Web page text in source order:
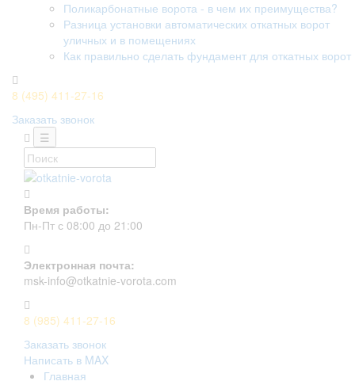
Поликарбонатные ворота - в чем их преимущества?
Разница установки автоматических откатных ворот
уличных и в помещениях
Как правильно сделать фундамент для откатных ворот
8 (495) 411-27-16
Заказать звонок
☰
Время работы:
Пн-Пт с 08:00 до 21:00
Электронная почта:
msk-info@otkatnie-vorota.com
8 (985) 411-27-16
Заказать звонок
Написать в MAX
Главная